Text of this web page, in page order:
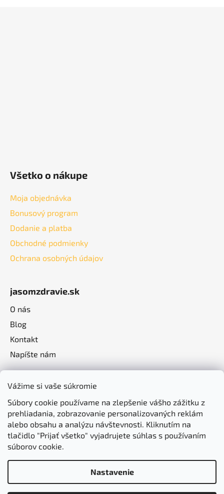
Vážime si vaše súkromie
Súbory cookie používame na zlepšenie vášho zážitku z
prehliadania, zobrazovanie personalizovaných reklám
alebo obsahu a analýzu návštevnosti. Kliknutím na
tlačidlo "Prijať všetko" vyjadrujete súhlas s používaním
súborov cookie.
Nastavenie
Všetko o nákupe
Moja objednávka
Bonusový program
Dodanie a platba
Obchodné podmienky
Ochrana osobných údajov
jasomzdravie.sk
O nás
Blog
Kontakt
Napíšte nám